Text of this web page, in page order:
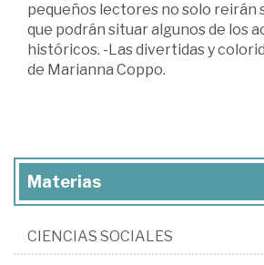
pequeños lectores no solo reirán
que podrán situar algunos de los
históricos. -Las divertidas y
de Marianna Coppo.
Materias
CIENCIAS SOCIALES